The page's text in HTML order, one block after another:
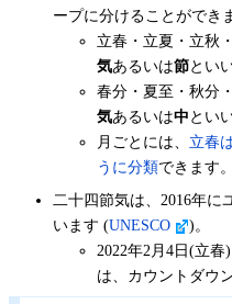
ープに分けることができ
立春・立夏・立秋
気あるいは節とい
春分・夏至・秋分
気あるいは中とい
月ごとには、 立春
うに分類できます。
二十四節気は、2016年に
います (UNESCO
)。
2022年2月4日(立
は、カウントダウ